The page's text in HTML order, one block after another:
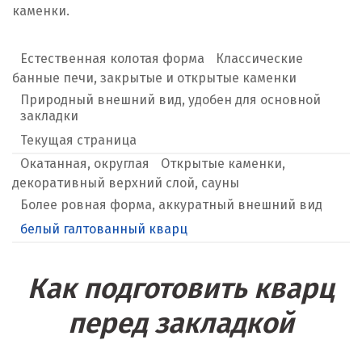
каменки.
Естественная колотая форма
Классические
банные печи, закрытые и открытые каменки
Природный внешний вид, удобен для основной
закладки
Текущая страница
Окатанная, округлая
Открытые каменки,
декоративный верхний слой, сауны
Более ровная форма, аккуратный внешний вид
белый галтованный кварц
Как подготовить кварц
перед закладкой